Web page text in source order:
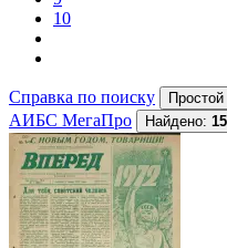
10
Справка по поиску
АИБС МегаПро
Найдено: